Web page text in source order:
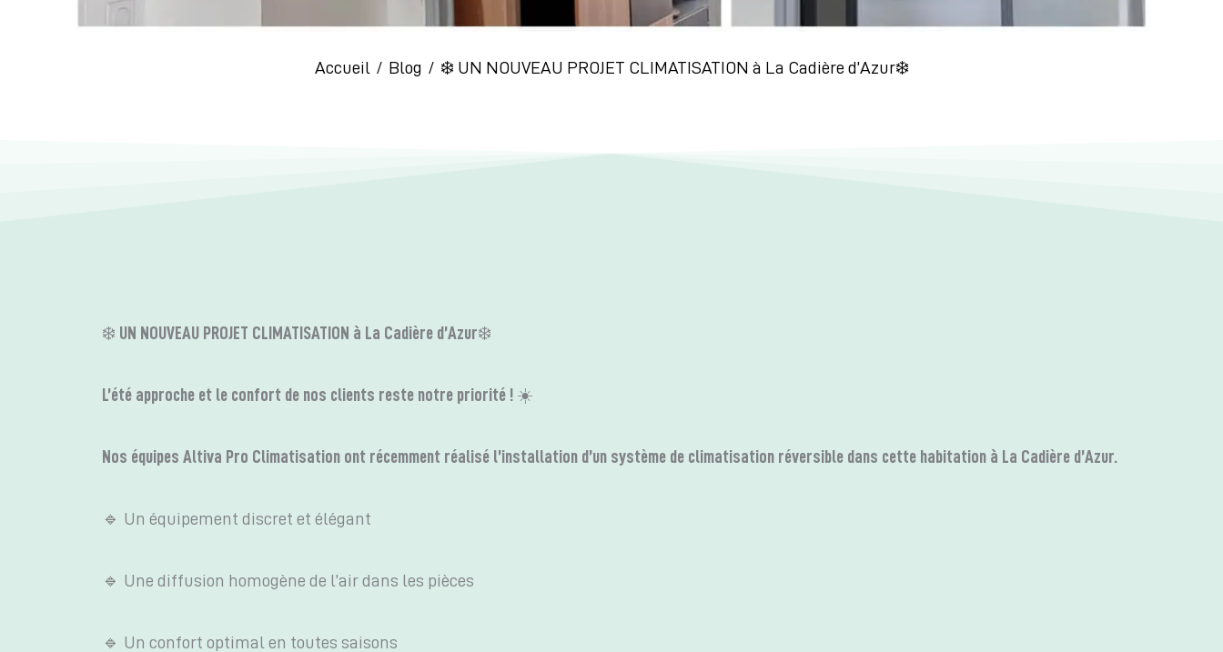
Accueil Blog ❄️ UN NOUVEAU PROJET CLIMATISATION à La Cadière d’Azur❄️
❄️ UN NOUVEAU PROJET CLIMATISATION à La Cadière d’Azur❄️
L’été approche et le confort de nos clients reste notre priorité ! ☀️
Nos équipes Altiva Pro Climatisation ont récemment réalisé l’installation d’un système de climatisation réversible dans cette habitation à La Cadière d’Azur.
🔹 Un équipement discret et élégant
🔹 Une diffusion homogène de l’air dans les pièces
🔹 Un confort optimal en toutes saisons